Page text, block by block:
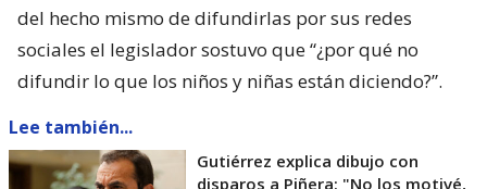
del hecho mismo de difundirlas por sus redes
sociales el legislador sostuvo que “¿por qué no
difundir lo que los niños y niñas están diciendo?”.
Lee también...
Gutiérrez explica dibujo con
disparos a Piñera: "No los motivé,